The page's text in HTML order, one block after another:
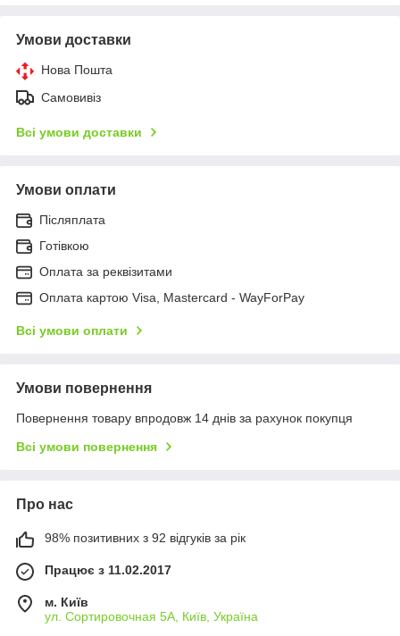
Умови доставки
Нова Пошта
Самовивіз
Всі умови доставки
Умови оплати
Післяплата
Готівкою
Оплата за реквізитами
Оплата картою Visa, Mastercard - WayForPay
Всі умови оплати
Умови повернення
Повернення товару впродовж 14 днів за рахунок покупця
Всі умови повернення
Про нас
98% позитивних з 92 відгуків за рік
Працює з 11.02.2017
м. Київ
ул. Сортировочная 5А, Київ, Україна